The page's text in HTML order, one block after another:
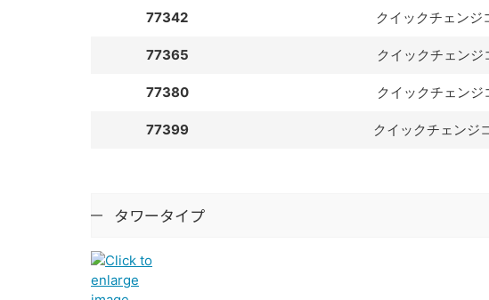
77342 クイックチェン
77365 クイックチェンジ
77380 クイックチェンジ
77399 クイックチェンジ
タワータイプ